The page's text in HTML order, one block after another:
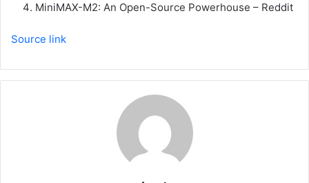
MiniMAX-M2: An Open-Source Powerhouse – Reddit
Source link